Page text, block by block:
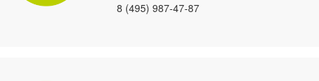
8 (495) 987-47-87